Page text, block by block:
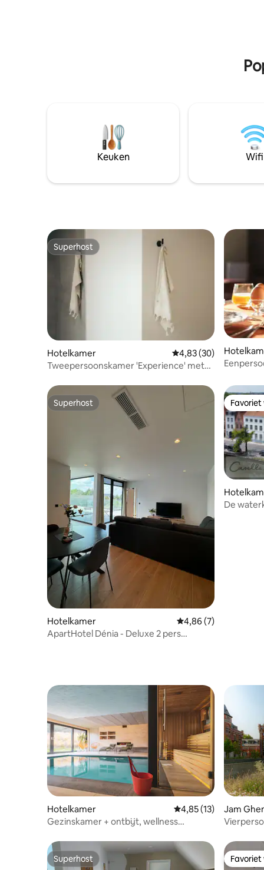
Keuken Wifi
Superhost
Superhost
Hotelkamer Gemiddelde
4,83 (30)
Tweepersoonskamer 'Experience' met
Superhost
Superhost
Hotelkamer Gemiddelde
4,86 (7)
ApartHotel Dénia - Deluxe 2 pers
De
Hotelkamer Gemiddelde
4,85 (13)
Gezinskamer + ontbijt, wellness
Jam
Superhost
Superhost